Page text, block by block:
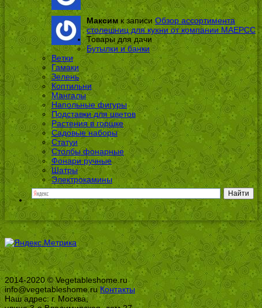
Максим к записиОбзор ассортимента
столешниц для кухни от компании МАЕРСС
Товары для дачи
Бутылки и банки
Ветки
Гамаки
Зелень
Коптильни
Мангалы
Напольные фигуры
Подставки для цветов
Растения в горшке
Садовые наборы
Статуи
Столбы фонарные
Фонари ручные
Шатры
Электрокамины
2014-2020 © Vegetableshome.ru
info@vegetableshome.ruКонтакты
Наш адрес: г. Москва,